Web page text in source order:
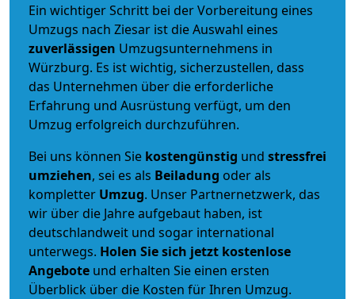
Ein wichtiger Schritt bei der Vorbereitung eines
Umzugs nach Ziesar ist die Auswahl eines
zuverlässigen Umzugsunternehmens in
Würzburg. Es ist wichtig, sicherzustellen, dass
das Unternehmen über die erforderliche
Erfahrung und Ausrüstung verfügt, um den
Umzug erfolgreich durchzuführen.
Bei uns können Sie kostengünstig und stressfrei
umziehen, sei es als Beiladung oder als
kompletter Umzug. Unser Partnernetzwerk, das
wir über die Jahre aufgebaut haben, ist
deutschlandweit und sogar international
unterwegs. Holen Sie sich jetzt kostenlose
Angebote und erhalten Sie einen ersten
Überblick über die Kosten für Ihren Umzug.